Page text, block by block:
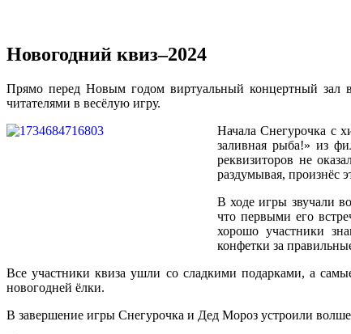
Новогодний квиз–2024
Прямо перед Новым годом виртуальный концертный зал
читателями в весёлую игру.
Начала Снегурочка с
заливная рыба!» из
реквизиторов не
раздумывая, произнёс
В ходе игры звучали
что первыми его
хорошо участники
конфетки за
Все участники квиза ушли со сладкими подарками, а
новогодней ёлки.
В завершение игры Снегурочка и Дед Мороз устроили